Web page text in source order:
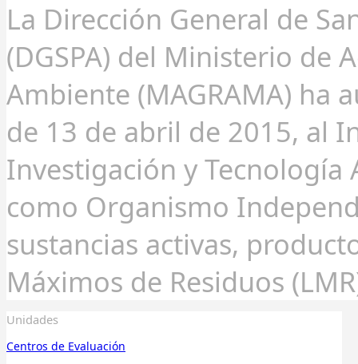
La Dirección General de
(DGSPA) del Ministerio de
Ambiente (MAGRAMA) ha
de 13 de abril de 2015, al
Investigación y
como Organismo
sustancias activas,
Máximos de Residuos
Unidades
Centros de Evaluación